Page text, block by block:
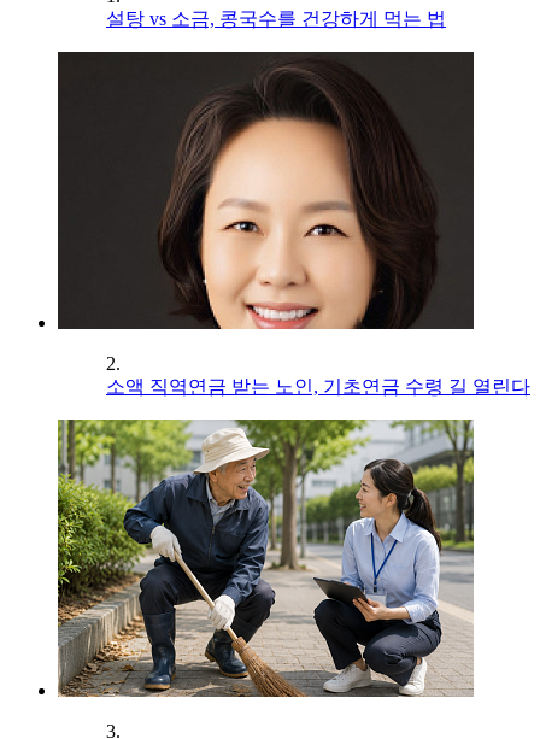
설탕 vs 소금, 콩국수를 건강하게 먹는 법
2.
소액 직역연금 받는 노인, 기초연금 수령 길 열린다
3.